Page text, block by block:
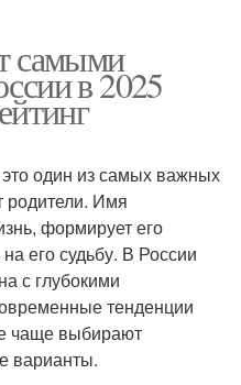
самыми
в 2025
один из самых важных
родители. Имя
формирует его
его судьбу. В России
с глубокими
тенденции
чаще выбирают
варианты.